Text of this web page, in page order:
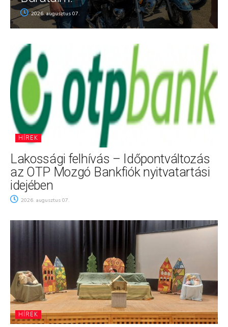
2026. augusztus 07.
HÍREK
Lakossági felhívás – Időpontváltozás
az OTP Mozgó Bankfiók nyitvatartási
idejében
2026. augusztus 07.
HÍREK